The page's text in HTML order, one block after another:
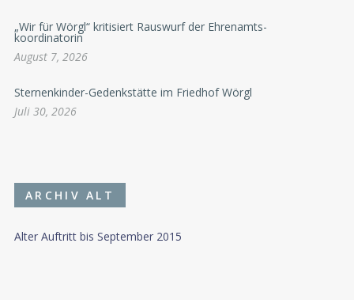
„Wir für Wörgl“ kritisiert Rauswurf der Ehrenamts-
koordinatorin
August 7, 2026
Sternenkinder-Gedenkstätte im Friedhof Wörgl
Juli 30, 2026
ARCHIV ALT
Alter Auftritt bis September 2015